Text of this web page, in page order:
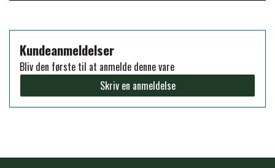
PREMIER EQUINE SADLER
PREMIER EQUINE SADEL TILBEHØR
PREMIER EQUINE SADELUNDERLAG
PREMIER EQUINE PADS
GP TACK
HAPPY MOUTH
Kundeanmeldelser
Bliv den første til at anmelde denne vare
Skriv en anmeldelse